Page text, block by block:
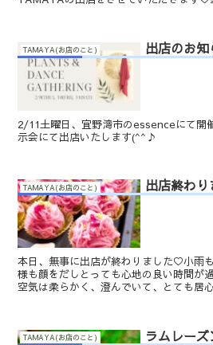
TAMAYA(お店のこと) 出店のお
2/11土曜日、宜野湾市のessenceにて開
示会にて出店いたします(^^♪
TAMAYA(お店のこと) 出店終わ
本日、無事に出店が終わりました♡小雨
様も顔をだしとっても心地の良い時間が
空気は柔らかく、澄んでいて、とても居
TAMAYA(お店のこと) ラムレー